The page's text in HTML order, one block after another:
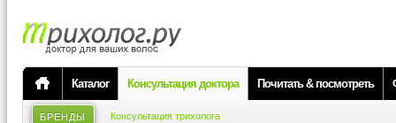
Каталог Консультация доктора Почитать & посмотреть
БРЕНДЫ Консультация трихолога